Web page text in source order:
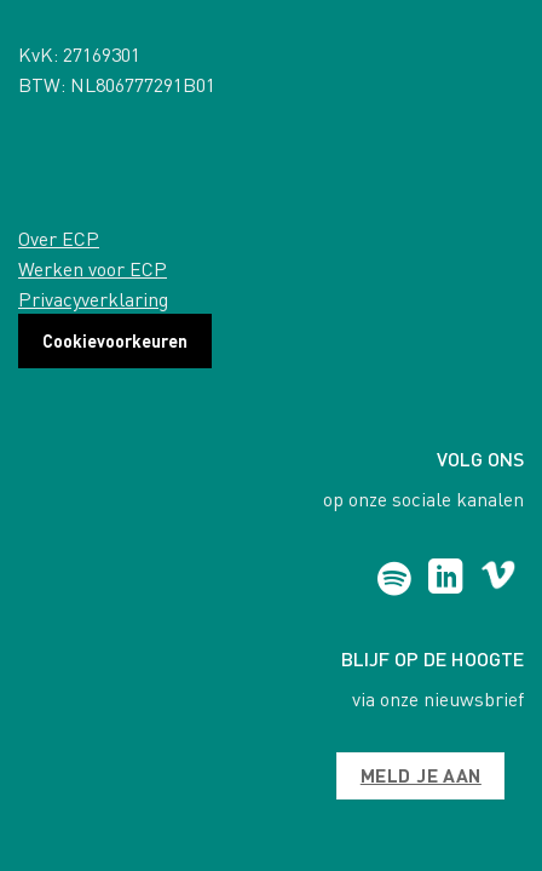
KvK: 27169301
BTW: NL806777291B01
Over ECP
Werken voor ECP
Privacyverklaring
Cookievoorkeuren
VOLG ONS
op onze sociale kanalen
BLIJF OP DE HOOGTE
via onze nieuwsbrief
MELD JE AAN